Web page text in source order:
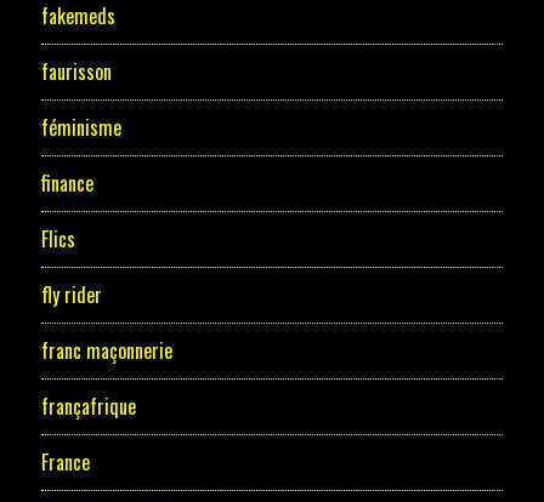
fakemeds
faurisson
féminisme
finance
Flics
fly rider
franc maçonnerie
françafrique
France